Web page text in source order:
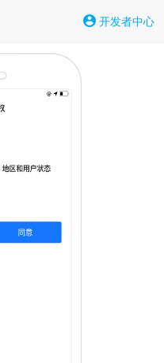
开发者中心